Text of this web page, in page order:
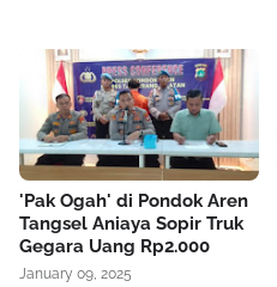
'Pak Ogah' di Pondok Aren
Tangsel Aniaya Sopir Truk
Gegara Uang Rp2.000
January 09, 2025